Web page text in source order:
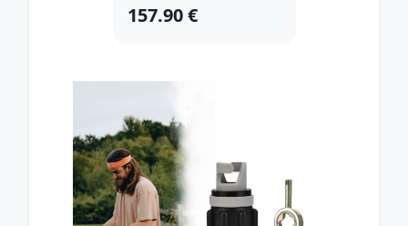
157.90 €